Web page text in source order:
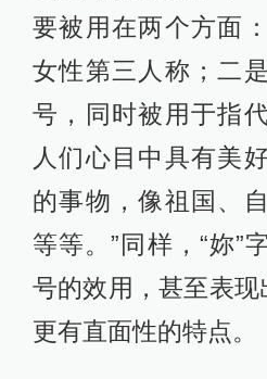
要被用在两个方面
女性第三人称；二
号，同时被用于指
人们心目中具有美
的事物，像祖国、
等等。”同样，“妳”
号的效用，甚至表现
更有直面性的特点。